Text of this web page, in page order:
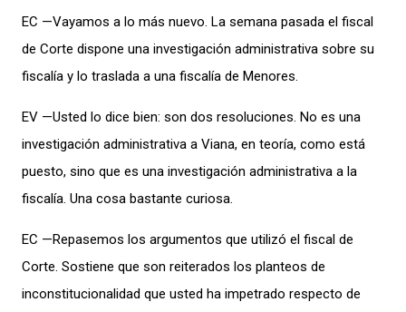
EC —Vayamos a lo más nuevo. La semana pasada el fiscal
de Corte dispone una investigación administrativa sobre su
fiscalía y lo traslada a una fiscalía de Menores.
EV —Usted lo dice bien: son dos resoluciones. No es una
investigación administrativa a Viana, en teoría, como está
puesto, sino que es una investigación administrativa a la
fiscalía. Una cosa bastante curiosa.
EC —Repasemos los argumentos que utilizó el fiscal de
Corte. Sostiene que son reiterados los planteos de
inconstitucionalidad que usted ha impetrado respecto de